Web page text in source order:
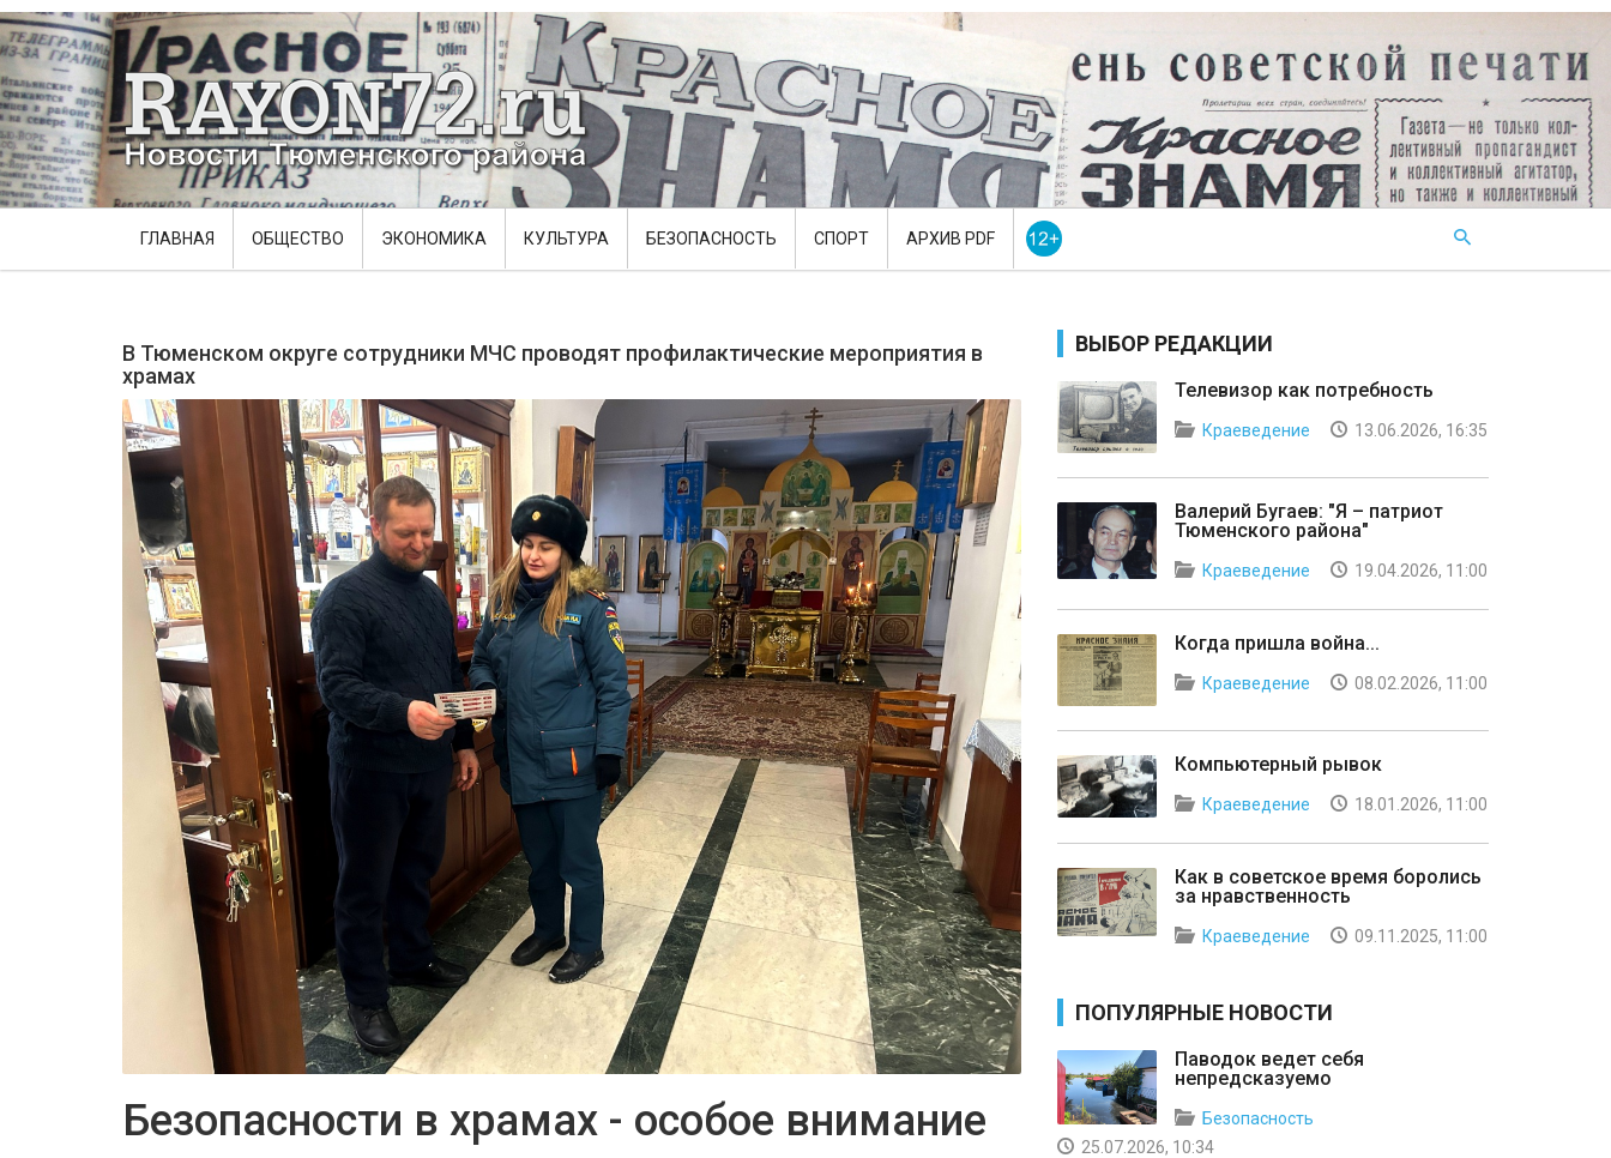
ГЛАВНАЯ ОБЩЕСТВО ЭКОНОМИКА КУЛЬТУРА БЕЗОПАСНОСТЬ СПОРТ АРХИВ PDF
В Тюменском округе сотрудники МЧС проводят профилактические мероприятия в
храмах
Безопасности в храмах - особое внимание
ВЫБОР РЕДАКЦИИ
Телевизор как потребность
Краеведение 13.06.2026, 16:35
Валерий Бугаев: "Я – патриот
Тюменского района"
Краеведение 19.04.2026, 11:00
Когда пришла война...
Краеведение 08.02.2026, 11:00
Компьютерный рывок
Краеведение 18.01.2026, 11:00
Как в советское время боролись
за нравственность
Краеведение 09.11.2025, 11:00
ПОПУЛЯРНЫЕ НОВОСТИ
Паводок ведет себя
непредсказуемо
Безопасность
25.07.2026, 10:34